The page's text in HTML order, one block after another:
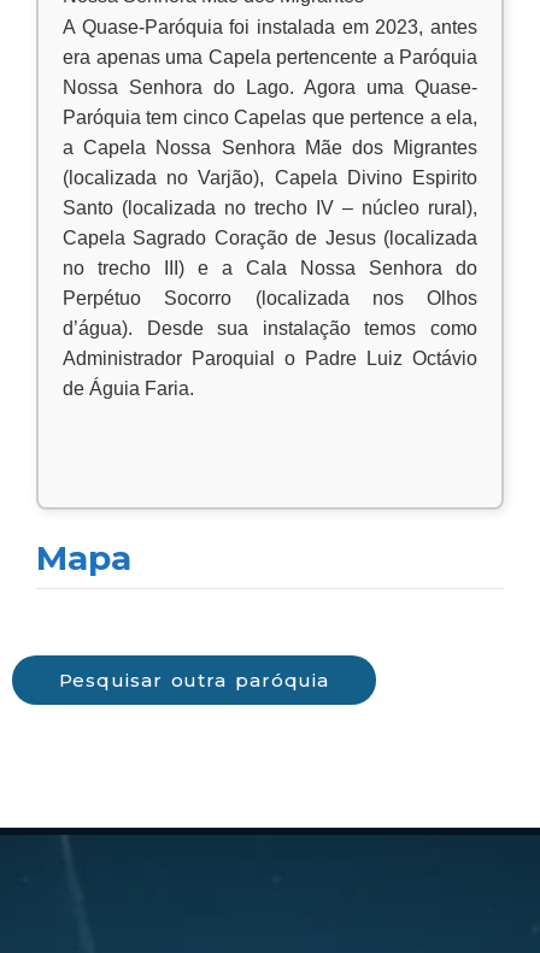
A Quase-Paróquia foi instalada em 2023, antes
era apenas uma Capela pertencente a Paróquia
Nossa Senhora do Lago. Agora uma Quase-
Paróquia tem cinco Capelas que pertence a ela,
a Capela Nossa Senhora Mãe dos Migrantes
(localizada no Varjão), Capela Divino Espirito
Santo (localizada no trecho IV – núcleo rural),
Capela Sagrado Coração de Jesus (localizada
no trecho III) e a Cala Nossa Senhora do
Perpétuo Socorro (localizada nos Olhos
d’água). Desde sua instalação temos como
Administrador Paroquial o Padre Luiz Octávio
de Águia Faria.
Mapa
Pesquisar outra paróquia